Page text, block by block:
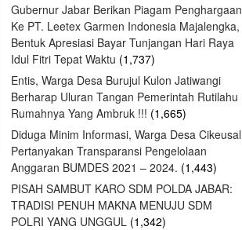
Gubernur Jabar Berikan Piagam Penghargaan
Ke PT. Leetex Garmen Indonesia Majalengka,
Bentuk Apresiasi Bayar Tunjangan Hari Raya
Idul Fitri Tepat Waktu (1,737)
Entis, Warga Desa Burujul Kulon Jatiwangi
Berharap Uluran Tangan Pemerintah Rutilahu
Rumahnya Yang Ambruk !!! (1,665)
Diduga Minim Informasi, Warga Desa Cikeusal
Pertanyakan Transparansi Pengelolaan
Anggaran BUMDES 2021 – 2024. (1,443)
PISAH SAMBUT KARO SDM POLDA JABAR:
TRADISI PENUH MAKNA MENUJU SDM
POLRI YANG UNGGUL (1,342)